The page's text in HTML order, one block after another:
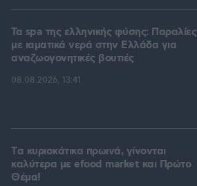
Τα spa της ελληνικής φύσης: Παραλίες
με ιαματικά νερά στην Ελλάδα για
αναζωογονητικές βουτιές
08.08.2026, 13:41
Tα κυριακάτικα πρωινά, γίνονται
καλύτερα με efood market και Πρώτο
Θέμα!